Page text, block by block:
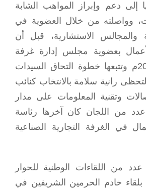
إلى دعم وإبراز المواهب الشابة
وواصلته من خلال العضوية في
والمجالس الاستشارية، قبل أن
بعضوية مجلس إدارة غرفة
جدة في عام 2005م وتتبعها خطوة التحاق السيدات
رانية سلامة بالانتخاب كنائب
وتقنية المعلومات على مدار
من اللجان كان آخرها رئاسة
في الغرفة التجارية الصناعية
من اللقاءات الوطنية للحوار
خادم الحرمين الشريفين في